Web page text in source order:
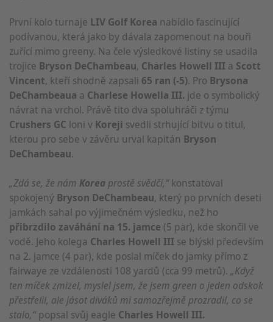
První kolo turnaje LIV Golf Korea nabídlo fascinující
podívanou, která jako by dávala zapomenout na bouři
zuřící mimo greeny. Na čele výsledkové listiny se usadila
trojice Bryson DeChambeau, Charles Howell III a Scott
Vincent, kteří shodně zapsali 65 ran (-5). Pro Brysona
DeChambeaua a Charlese Howella III. jde o symbolický
návrat na vrchol. Právě tito dva spoluhráči z týmu
Crushers GC loni v Koreji svedli strhující bitvu o titul,
kterou pro sebe v závěru urval kapitán Bryson
DeChambeau.
„Zdá se, že nám Korea prostě svědčí,“konstatoval
spokojený Bryson DeChambeau, který po prvních deseti
jamkách sahal po výjimečném výsledku, než ho
přibrzdilo zaváhání na 15. jamce (5 par), kde skončil ve
vodě. Jeho kolega Charles Howell III se blýskl především
na 2. jamce (4 par), kde poslal míček do jamky přímo z
fairwaye ze vzdálenosti 108 yardů (cca 99 metrů). „Když
ten míček zmizel, myslel jsem, že jsem green o jeden odskok
přestřelil, ale jásot diváků mi samozřejmě prozradil, co se
stalo,“popsal svůj eagle Charles Howell III.